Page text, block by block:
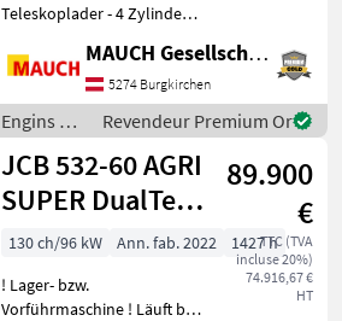
Teleskoplader - 4 Zylinder
optional) - Kabine mit
Heizung und Lüftung - LED
Arbeitsscheinwerfer (1x
vorne, 1x hint
MAUCH Gesellschaft m.b.H. & Co.KG
5274 Burgkirchen
Engins de
chantier /
Weidemann
Revendeur Premium Or
JCB 532-60 AGRI
SUPER DualTec
VT
Teleskoplader
89.900
€
TTC (TVA
incluse 20%)
74.916,67 €
HT
130 ch/96 kW Ann. fab. 2022
1427 h
! Lager- bzw.
Vorführmaschine ! Läuft bei